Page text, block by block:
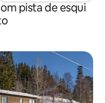
pista de esqui